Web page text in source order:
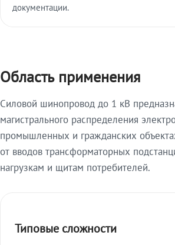
документации.
Область применения
Силовой шинопровод до 1 кВ
магистрального распределения
промышленных и гражданских
от вводов трансформаторных
нагрузкам и щитам потребителей.
Типовые сложности